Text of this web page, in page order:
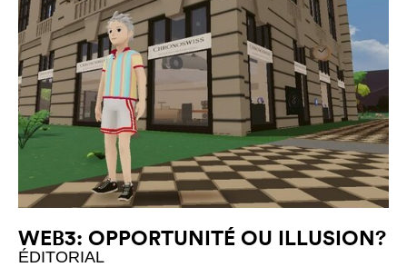
WEB3: OPPORTUNITÉ OU ILLUSION?
ÉDITORIAL